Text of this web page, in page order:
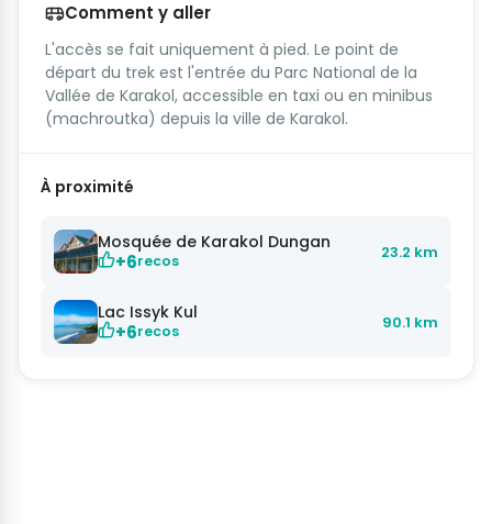
Comment y aller
L'accès se fait uniquement à pied. Le point de
départ du trek est l'entrée du Parc National de la
Vallée de Karakol, accessible en taxi ou en minibus
(machroutka) depuis la ville de Karakol.
À proximité
Mosquée de Karakol Dungan
+6recos 23.2 km
Lac Issyk Kul
+6recos 90.1 km